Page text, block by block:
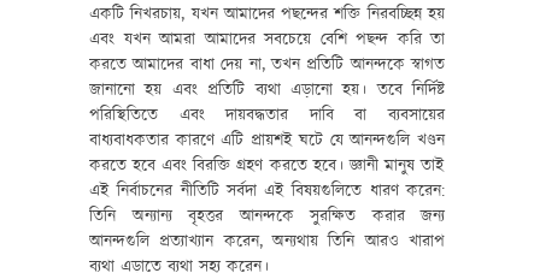
একটি নিখরচায়, যখন আমাদের পছন্দের শক্তি নিরবচ্ছিন্ন হয়
এবং যখন আমরা আমাদের সবচেয়ে বেশি পছন্দ করি তা
করতে আমাদের বাধা দেয় না, তখন প্রতিটি আনন্দকে স্বাগত
জানানো হয় এবং প্রতিটি ব্যথা এড়ানো হয়। তবে নির্দিষ্ট
পরিস্থিতিতে এবং দায়বদ্ধতার দাবি বা ব্যবসায়ের
বাধ্যবাধকতার কারণে এটি প্রায়শই ঘটে যে আনন্দগুলি খণ্ডন
করতে হবে এবং বিরক্তি গ্রহণ করতে হবে। জ্ঞানী মানুষ তাই
এই নির্বাচনের নীতিটি সর্বদা এই বিষয়গুলিতে ধারণ করেন:
তিনি অন্যান্য বৃহত্তর আনন্দকে সুরক্ষিত করার জন্য
আনন্দগুলি প্রত্যাখ্যান করেন, অন্যথায় তিনি আরও খারাপ
ব্যথা এড়াতে ব্যথা সহ্য করেন।